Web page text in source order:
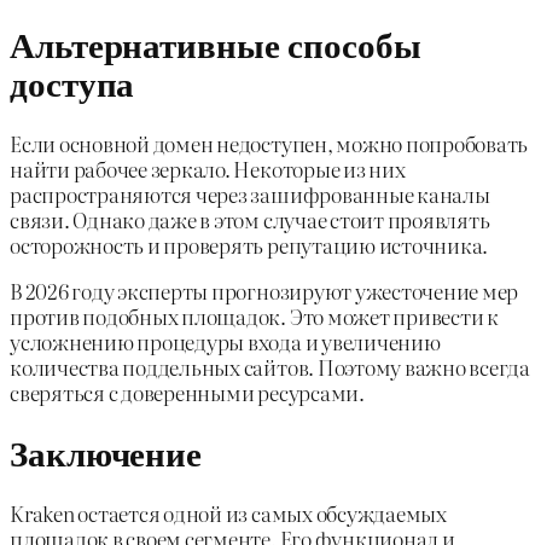
Альтернативные способы
доступа
Если основной домен недоступен, можно попробовать
найти рабочее зеркало. Некоторые из них
распространяются через зашифрованные каналы
связи. Однако даже в этом случае стоит проявлять
осторожность и проверять репутацию источника.
В 2026 году эксперты прогнозируют ужесточение мер
против подобных площадок. Это может привести к
усложнению процедуры входа и увеличению
количества поддельных сайтов. Поэтому важно всегда
сверяться с доверенными ресурсами.
Заключение
Kraken остается одной из самых обсуждаемых
площадок в своем сегменте. Его функционал и